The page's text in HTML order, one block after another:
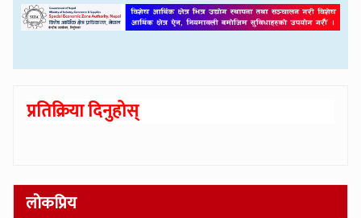
प्रतिक्रिया दिनुहोस्
लोकप्रिय